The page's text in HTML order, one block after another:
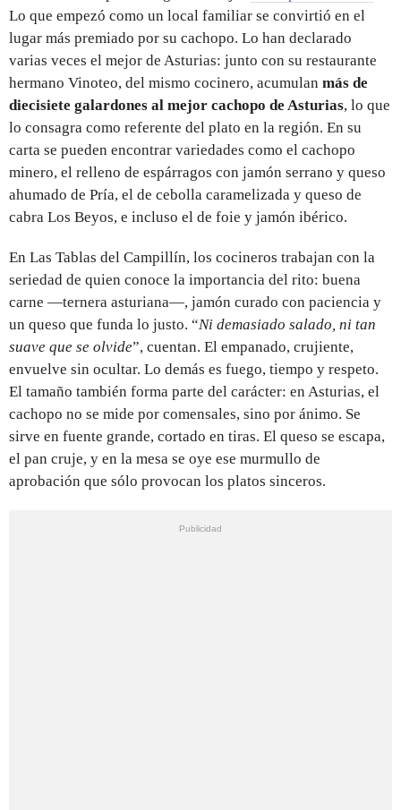
Lo que empezó como un local familiar se convirtió en el
lugar más premiado por su cachopo. Lo han declarado
varias veces el mejor de Asturias: junto con su restaurante
hermano Vinoteo, del mismo cocinero, acumulan más de
diecisiete galardones al mejor cachopo de Asturias, lo que
lo consagra como referente del plato en la región. En su
carta se pueden encontrar variedades como el cachopo
minero, el relleno de espárragos con jamón serrano y queso
ahumado de Pría, el de cebolla caramelizada y queso de
cabra Los Beyos, e incluso el de foie y jamón ibérico.
En Las Tablas del Campillín, los cocineros trabajan con la
seriedad de quien conoce la importancia del rito: buena
carne —ternera asturiana—, jamón curado con paciencia y
un queso que funda lo justo. “Ni demasiado salado, ni tan
suave que se olvide”, cuentan. El empanado, crujiente,
envuelve sin ocultar. Lo demás es fuego, tiempo y respeto.
El tamaño también forma parte del carácter: en Asturias, el
cachopo no se mide por comensales, sino por ánimo. Se
sirve en fuente grande, cortado en tiras. El queso se escapa,
el pan cruje, y en la mesa se oye ese murmullo de
aprobación que sólo provocan los platos sinceros.